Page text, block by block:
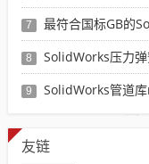
7 最符合国标GB的
8 SolidWorks压力弹簧
9 SolidWorks管道
友链